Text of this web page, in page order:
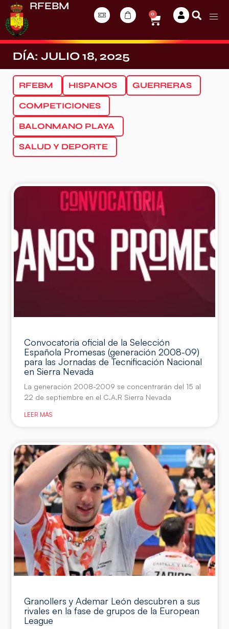
RFEBM
0
DÍA: JULIO 18, 2025
RFEBM HISPANOS GUERRERAS
COMPETICIONES
BALONMANO PLAYA
SALUD Y DEPORTE
Convocatoria oficial de la Selección
Española Promesas (generación 2008-09)
para las Jornadas de Tecnificación Nacional
en Sierra Nevada
La generación 2008-2009 se concentrarán del 15 al
22 de septiembre en el C.A.R Sierra Nevada
LEER MÁS
Granollers y Ademar León descubren a sus
rivales en la fase de grupos de la European
League